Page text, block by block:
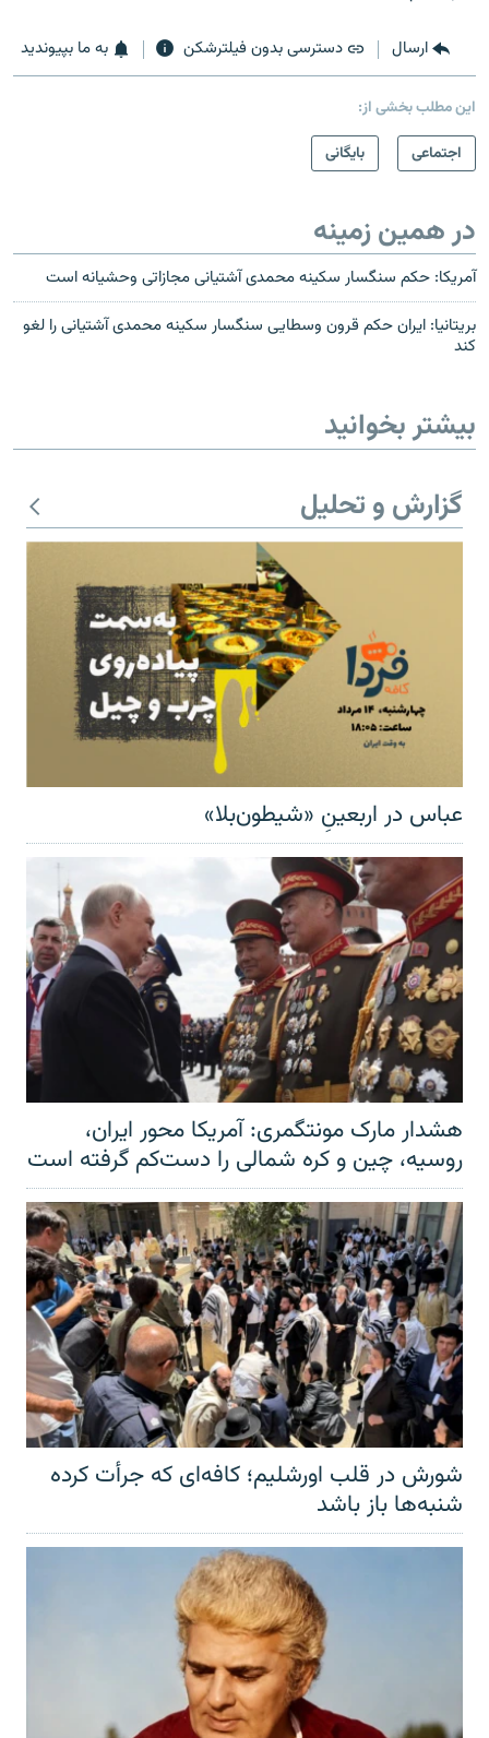
ارسال دسترسی بدون فیلترشکن به ما بپیوندید
این مطلب بخشی از:
اجتماعی
بایگانی
در همین زمینه
آمریکا: حکم سنگسار سکینه محمدی آشتیانی مجازاتی وحشیانه است
بریتانیا: ایران حکم قرون وسطایی سنگسار سکینه محمدی آشتیانی را لغو
کند
بیشتر بخوانید
گزارش و تحلیل
عباس در اربعینِ «شیطون‌بلا»
هشدار مارک مونتگمری: آمریکا محور ایران،
روسیه، چین و کره شمالی را دست‌کم گرفته است
شورش در قلب اورشلیم؛ کافه‌ای که جرأت کرده
شنبه‌ها باز باشد